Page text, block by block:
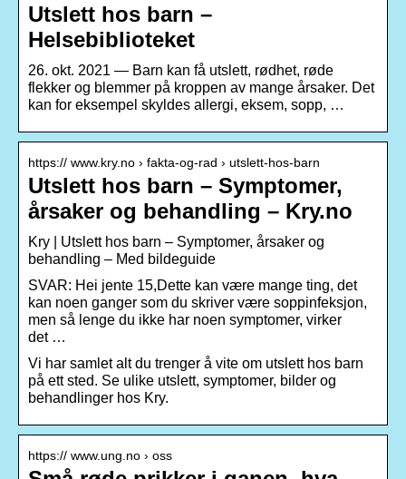
Utslett hos barn –
Helsebiblioteket
26. okt. 2021 — Barn kan få utslett, rødhet, røde
flekker og blemmer på kroppen av mange årsaker. Det
kan for eksempel skyldes allergi, eksem, sopp, …
https:// www.kry.no › fakta-og-rad › utslett-hos-barn
Utslett hos barn – Symptomer,
årsaker og behandling – Kry.no
Kry | Utslett hos barn – Symptomer, årsaker og
behandling – Med bildeguide
SVAR: Hei jente 15,Dette kan være mange ting, det
kan noen ganger som du skriver være soppinfeksjon,
men så lenge du ikke har noen symptomer, virker
det …
Vi har samlet alt du trenger å vite om utslett hos barn
på ett sted. Se ulike utslett, symptomer, bilder og
behandlinger hos Kry.
https:// www.ung.no › oss